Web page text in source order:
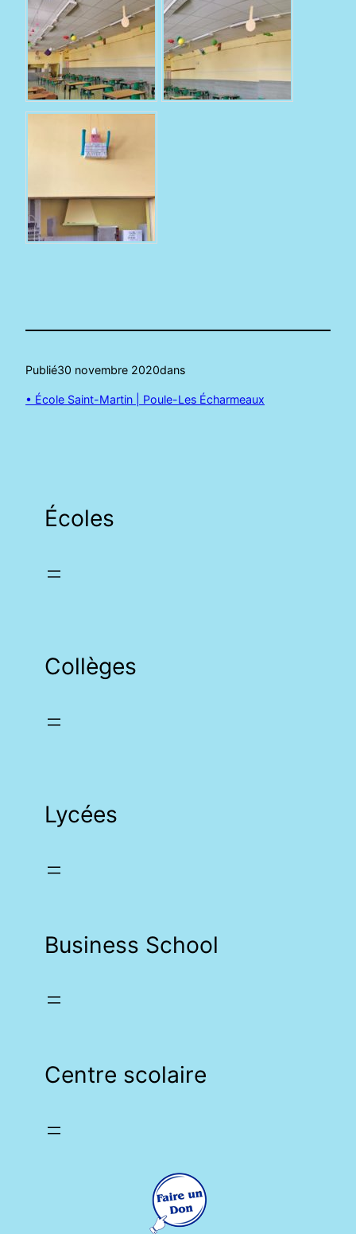
Publié30 novembre 2020dans
• École Saint-Martin | Poule-Les Écharmeaux
Écoles
Collèges
Lycées
Business School
Centre scolaire